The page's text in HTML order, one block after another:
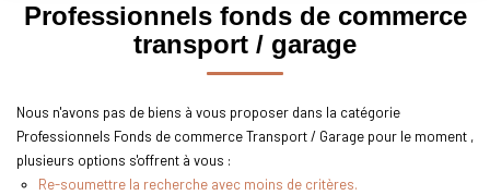
GESTION
NOTRE AGENCE
Qui Sommes-Nous
Sélectionnez...
Type de bien
Surface min
Créer une alerte
Professionnels fonds de commerce
transport / garage
Nous n'avons pas de biens à vous proposer dans la catégorie
Professionnels Fonds de commerce Transport / Garage pour le moment ,
plusieurs options s'offrent à vous :
Re-soumettre la recherche avec moins de critères.